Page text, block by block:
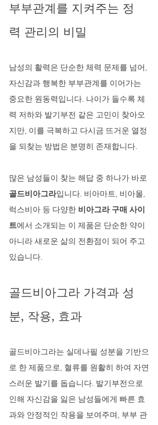
부부관계를 지켜주는 정
력 관리의 비밀
남성의 활력은 단순한 체력 문제를 넘어,
자신감과 행복한 부부관계를 이어가는
중요한 원동력입니다. 나이가 들수록 체
력 저하와 발기부전 같은 고민이 찾아오
지만, 이를 극복하고 다시금 뜨거운 열정
을 되찾는 방법은 분명히 존재합니다.
많은 남성들이 찾는 해답 중 하나가 바로
골드비아그라입니다. 비아마트, 비아몰,
럭스비아 등 다양한 비아그라 구매 사이
트에서 소개되는 이 제품은 단순한 약이
아니라 새로운 삶의 전환점이 되어 주고
있습니다.
골드비아그라 가격과 성
분, 작용, 효과
골드비아그라는 실데나필 성분을 기반으
로 한 제품으로, 혈류를 원활히 하여 자연
스러운 발기를 돕습니다. 발기부전으로
인해 자신감을 잃은 남성들에게 빠른 효
과와 안정적인 작용을 보여주며, 부부 관